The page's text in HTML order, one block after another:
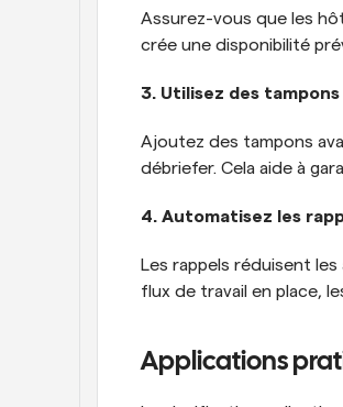
Assurez-vous que les
crée une disponibilité
3. Utilisez des
Ajoutez des tampons
débriefer. Cela aide à
4. Automatisez les
Les rappels réduisent
flux de travail en place,
Applications